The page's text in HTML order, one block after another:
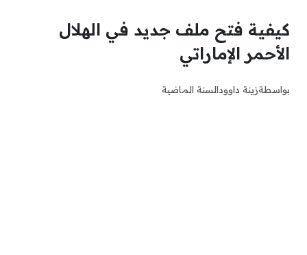
كيفية فتح ملف جديد في الهلال
الأحمر الإماراتي
بواسطةزينة داوودالسنة الماضية